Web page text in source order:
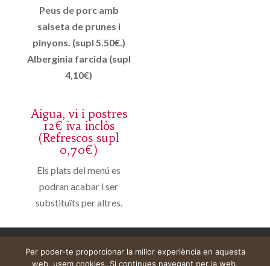
Peus de porc amb
salseta de prunes i
pinyons. (supl 5.50€.)
Alberginia farcida (supl
4,10€)
Aigua, vi i postres
12€ iva inclòs
(Refrescos supl
0,70€)
Els plats del menú es
podran acabar i ser
substituïts per altres.
Per poder-te proporcionar la millor experiència en aquesta
web, usem cookies. Si continues navegant per la web,